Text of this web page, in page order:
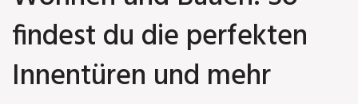
findest du die perfekten
Innentüren und mehr